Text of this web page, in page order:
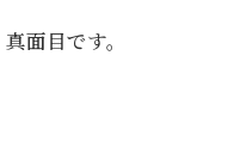
面目です。